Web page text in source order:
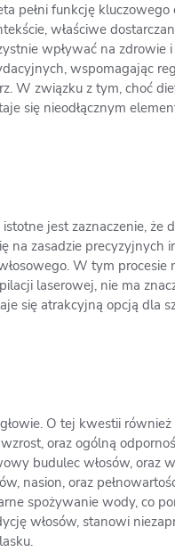
pełni funkcję
właściwe
wpływać na zdrowie
wspomagając
W związku z tym, choć
się nieodłącznym
jest zaznaczenie, że
na zasadzie precyzyjnych
W tym procesie
laserowej, nie ma
się atrakcyjną opcją dla
O tej kwestii
oraz ogólną
budulec włosów, oraz
nasion, oraz
spożywanie wody, co
włosów, stanowi